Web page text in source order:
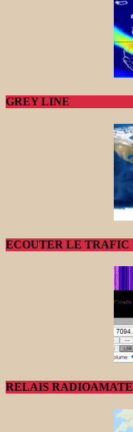
GREY LINE
ECOUTER LE TRAFIC
RELAIS